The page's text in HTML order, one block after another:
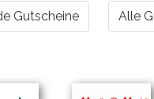
Gutscheine Alle